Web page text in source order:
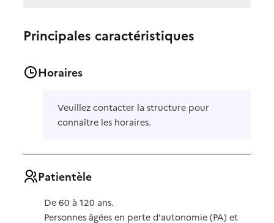
Principales caractéristiques
Horaires
Veuillez contacter la structure pour
connaître les horaires.
Patientèle
De 60 à 120 ans.
Personnes âgées en perte d'autonomie (PA) et